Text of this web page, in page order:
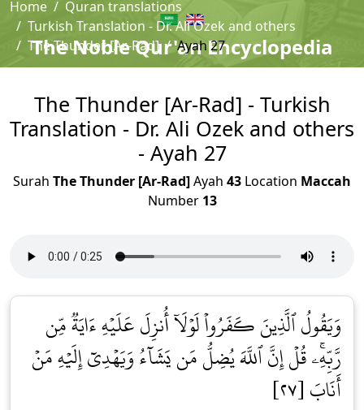
The Noble Qur'an Encyclopedia
Home
Quran translations
Turkish Translation - Dr. Ali Ozek and others
The Thunder [Ar-Rad]
Ayah 27
The Thunder [Ar-Rad] - Turkish
Translation - Dr. Ali Ozek and others
- Ayah 27
Surah The Thunder [Ar-Rad]Ayah 43 Location Maccah
Number 13
وَيَقُولُ ٱلَّذِينَ كَفَرُواْ لَوۡلَآ أُنزِلَ عَلَيۡهِ ءَايَةٞ مِّن
رَّبِّهِۦۚ قُلۡ إِنَّ ٱللَّهَ يُضِلُّ مَن يَشَآءُ وَيَهۡدِيٓ إِلَيۡهِ مَنۡ
أَنَابَ [٢٧]